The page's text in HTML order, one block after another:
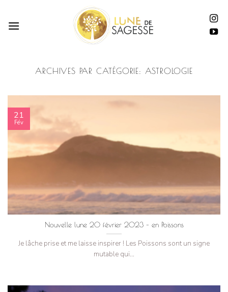
contenu
ARCHIVES PAR CATÉGORIE: ASTROLOGIE
Nouvelle lune 20 février 2023 – en Poissons
Je lâche prise et me laisse inspirer ! Les Poissons sont un signe
mutable qui...
21
Fév